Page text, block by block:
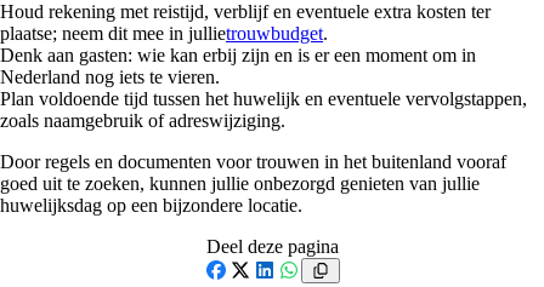
Houd rekening met reistijd, verblijf en eventuele extra kosten ter
plaatse; neem dit mee in jullietrouwbudget.
Denk aan gasten: wie kan erbij zijn en is er een moment om in
Nederland nog iets te vieren.
Plan voldoende tijd tussen het huwelijk en eventuele vervolgstappen,
zoals naamgebruik of adreswijziging.
Door regels en documenten voor trouwen in het buitenland vooraf
goed uit te zoeken, kunnen jullie onbezorgd genieten van jullie
huwelijksdag op een bijzondere locatie.
Deel deze pagina